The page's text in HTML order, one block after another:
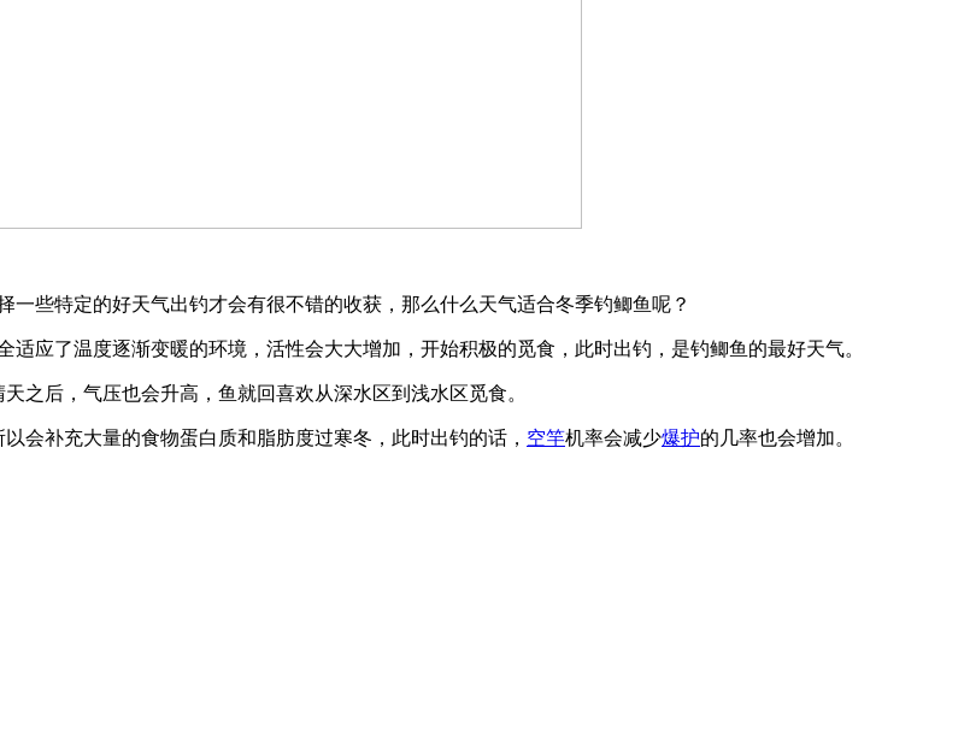
一些特定的好天气出钓才会有很不错的收获，那么什么天气适合冬季钓鲫鱼呢？
应了温度逐渐变暖的环境，活性会大大增加，开始积极的觅食，此时出钓，是钓鲫鱼的最好天气。
之后，气压也会升高，鱼就回喜欢从深水区到浅水区觅食。
会补充大量的食物蛋白质和脂肪度过寒冬，此时出钓的话， 空竿机率会减少爆护的几率也会增加。